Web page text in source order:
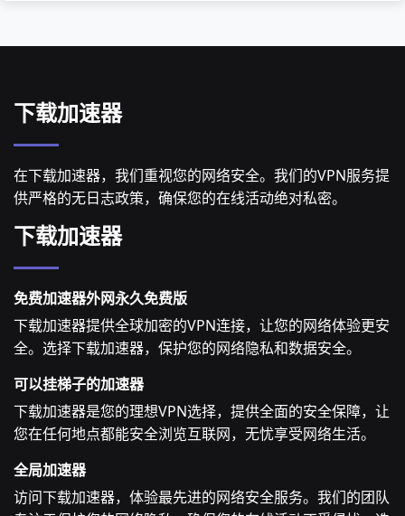
下载加速器
在下载加速器，我们重视您的网络安全。我们的VPN服务提
供严格的无日志政策，确保您的在线活动绝对私密。
下载加速器
免费加速器外网永久免费版
下载加速器提供全球加密的VPN连接，让您的网络体验更安
全。选择下载加速器，保护您的网络隐私和数据安全。
可以挂梯子的加速器
下载加速器是您的理想VPN选择，提供全面的安全保障，让
您在任何地点都能安全浏览互联网，无忧享受网络生活。
全局加速器
访问下载加速器，体验最先进的网络安全服务。我们的团队